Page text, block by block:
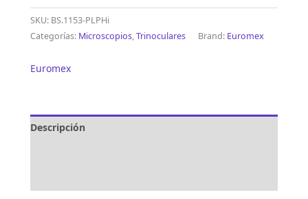
SKU: BS.1153-PLPHi
Categorías: Microscopios,Trinoculares Brand: Euromex
Euromex
Descripción